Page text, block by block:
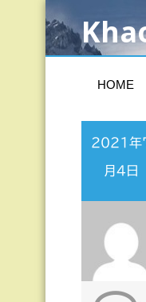
HOME
2021年
月4日